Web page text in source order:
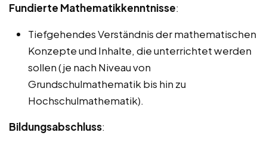
Fundierte Mathematikkenntnisse:
Tiefgehendes Verständnis der mathematischen
Konzepte und Inhalte, die unterrichtet werden
sollen (je nach Niveau von
Grundschulmathematik bis hin zu
Hochschulmathematik).
Bildungsabschluss: